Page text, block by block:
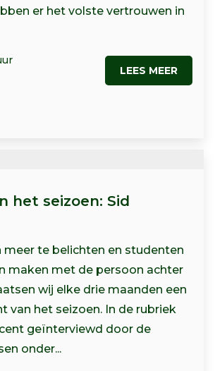
er het volste vertrouwen in
LEES MEER
het seizoen: Sid
meer te belichten en studenten
maken met de persoon achter
wij elke drie maanden een
van het seizoen. In de rubriek
geïnterviewd door de
onder...